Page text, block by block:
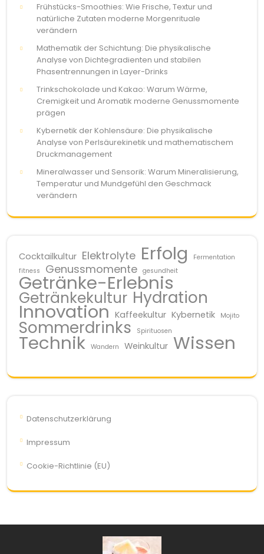
Frühstücks-Smoothies: Wie Frische, Textur und
natürliche Zutaten moderne Morgenrituale
verändern
Mathematik der Schichtung: Die physikalische
Analyse von Dichtegradienten und stabilen
Phasentrennungen in Layer-Drinks
Trinkschokolade und Kakao: Warum Wärme,
Cremigkeit und Aromatik moderne Genussmomente
prägen
Kybernetik der Kohlensäure: Die physikalische
Analyse von Perlsäurekinetik und mathematischem
Druckmanagement
Mineralwasser und Sensorik: Warum Mineralisierung,
Temperatur und Mundgefühl den Geschmack
verändern
Cocktailkultur Elektrolyte Erfolg
Fermentation
fitness
Genussmomente gesundheit
Getränke-Erlebnis
Getränkekultur Hydration
Innovation Kaffeekultur Kybernetik Mojito
Sommerdrinks Spirituosen
Technik Wandern Weinkultur Wissen
Datenschutzerklärung
Impressum
Cookie-Richtlinie (EU)